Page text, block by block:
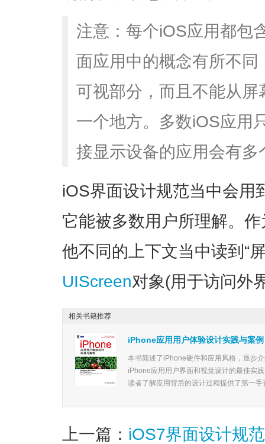
注意：每个iOS应用都包
面应用中的概念有所不
可视部分，而且不能从
一个地方。多数iOS应用
接显示设备的应用会有多
iOS界面设计规范当中会用
它能被多数用户所理解。
他不同的上下文当中读到“
UIScreen对象(用于访问外
iPhone应用用户体验设计实践与案例
本书简述了iPhone硬件和应用风格，逐步
iPhone应用用户界面和视觉设计的最佳实
读者了解应用背后的设计过程提供了第一手
相关书籍推荐
上一篇： iOS7界面设计规